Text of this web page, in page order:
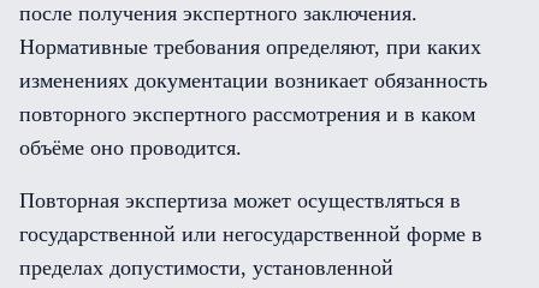
после получения экспертного заключения.
Нормативные требования определяют, при каких
изменениях документации возникает обязанность
повторного экспертного рассмотрения и в каком
объёме оно проводится.
Повторная экспертиза может осуществляться в
государственной или негосударственной форме в
пределах допустимости, установленной